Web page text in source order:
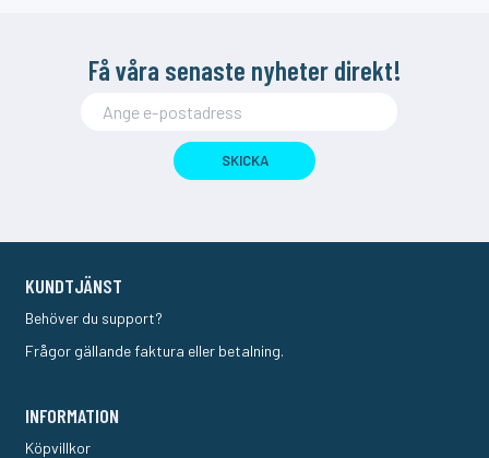
Få våra senaste nyheter direkt!
SKICKA
KUNDTJÄNST
Behöver du support?
Frågor gällande faktura eller betalning.
INFORMATION
Köpvillkor